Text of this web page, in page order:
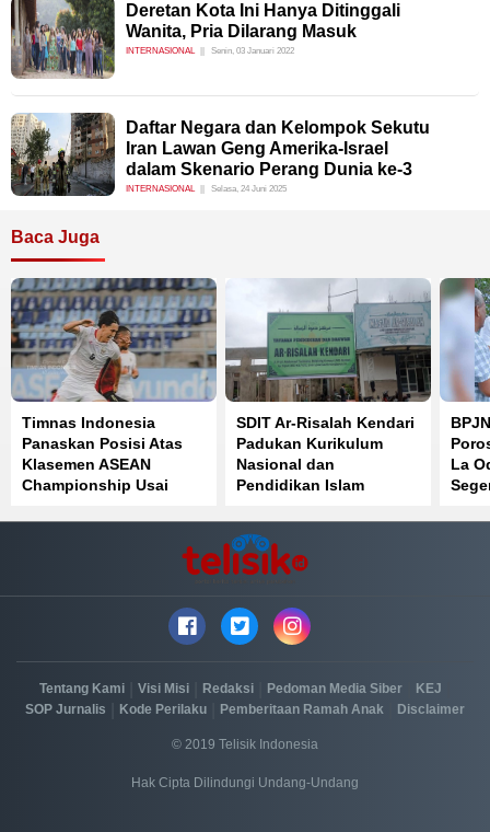
Deretan Kota Ini Hanya Ditinggali
Wanita, Pria Dilarang Masuk
INTERNASIONAL Senin, 03 Januari 2022
Daftar Negara dan Kelompok Sekutu
Iran Lawan Geng Amerika-Israel
dalam Skenario Perang Dunia ke-3
INTERNASIONAL Selasa, 24 Juni 2025
Baca Juga
Timnas Indonesia
Panaskan Posisi Atas
Klasemen ASEAN
Championship Usai
SDIT Ar-Risalah Kendari
Padukan Kurikulum
Nasional dan
Pendidikan Islam
La
Tentang Kami Visi Misi Redaksi Pedoman Media Siber KEJ
SOP Jurnalis Kode Perilaku Pemberitaan Ramah Anak Disclaimer
© 2019 Telisik Indonesia
Hak Cipta Dilindungi Undang-Undang